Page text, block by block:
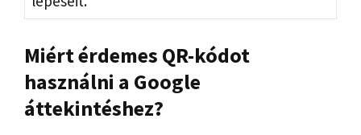
Miért érdemes QR-kódot
használni a Google
áttekintéshez?